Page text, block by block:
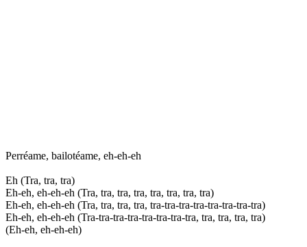
Perréame, bailotéame, eh-eh-eh
Eh (Tra, tra, tra)
Eh-eh, eh-eh-eh (Tra, tra, tra, tra, tra, tra, tra, tra)
Eh-eh, eh-eh-eh (Tra, tra, tra, tra, tra-tra-tra-tra-tra-tra-tra-tra)
Eh-eh, eh-eh-eh (Tra-tra-tra-tra-tra-tra-tra-tra, tra, tra, tra, tra)
(Eh-eh, eh-eh-eh)